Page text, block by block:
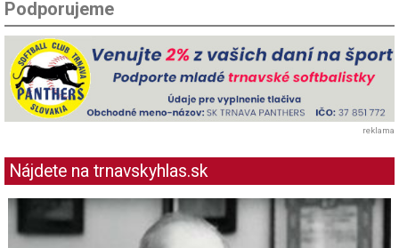
Podporujeme
reklama
Nájdete na trnavskyhlas.sk